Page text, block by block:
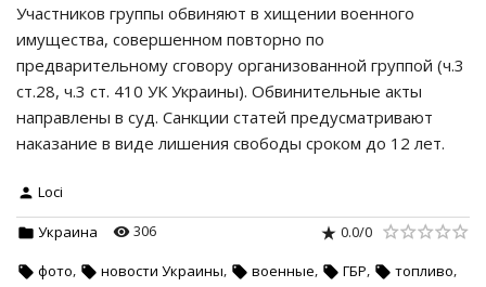
Участников группы обвиняют в хищении военного
имущества, совершенном повторно по
предварительному сговору организованной группой (ч.3
ст.28, ч.3 ст. 410 УК Украины). Обвинительные акты
направлены в суд. Санкции статей предусматривают
наказание в виде лишения свободы сроком до 12 лет.
Loci
Украина 306 0.0/0
фото, новости Украины, военные, ГБР, топливо,